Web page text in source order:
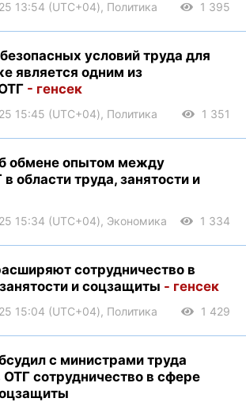
13:54 (UTC+04), Политика 1 395
условий труда для
является одним из
- генсек
15:45 (UTC+04), Политика 1 351
обмене опытом между
области труда, занятости и
15:34 (UTC+04), Экономика 1 334
сотрудничество в
и соцзащиты - генсек
15:04 (UTC+04), Политика 1 429
с министрами труда
сотрудничество в сфере